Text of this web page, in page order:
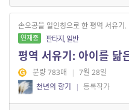
손오공을 일인칭으로 한 평역 서유기.
연재중 판타지, 일반
분량 783매 | 7월 28일
천년의 향기
| 등록작가